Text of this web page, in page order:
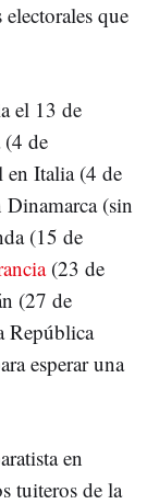
que
el 13 de
(4 de
en Italia (4 de
Dinamarca (sin
(15 de
(23 de
(27 de
República
esperar una
en
tuiteros de la